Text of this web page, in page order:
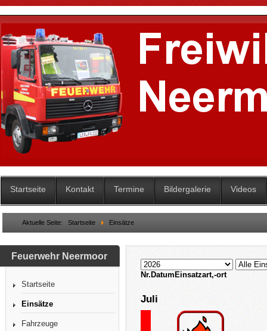
Startseite Kontakt Termine Bildergalerie Videos
Aktuelle Seite: Startseite Einsätze
Feuerwehr Neermoor
Startseite
Einsätze
Fahrzeuge
Nr. Datum Einsatzart,-ort
Juli